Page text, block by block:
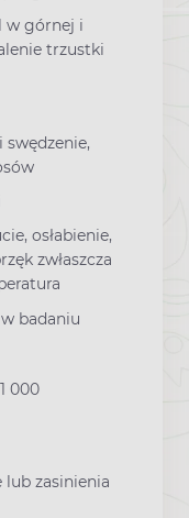
w górnej i
trzustki
swędzenie,
osłabienie,
zwłaszcza
badaniu
000
lub zasinienia